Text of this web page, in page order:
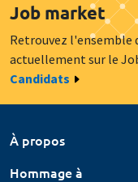
Job market
Retrouvez l'ensemble
actuellement sur le
Candidats
À propos
Hommage à